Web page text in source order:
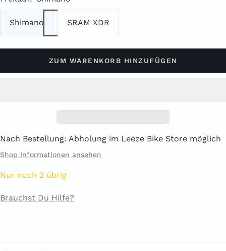
Shimano SRAM XDR
ZUM WARENKORB HINZUFÜGEN
Nach Bestellung: Abholung im Leeze Bike Store möglich
Shop Informationen ansehen
Nur noch 2 übrig
Brauchst Du Hilfe?